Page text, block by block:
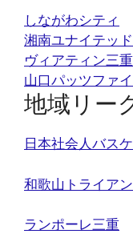
しながわシティ
湘南ユナイテッ
ヴィアティン三重
山口パッツファ
地域リー
日本社会人バス
和歌山トライア
ランポーレ三重